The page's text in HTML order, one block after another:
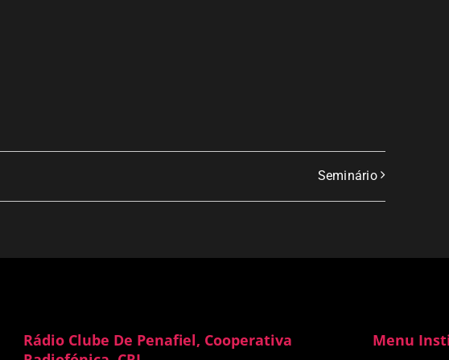
Seminário
Rádio Clube De Penafiel, Cooperativa
Menu